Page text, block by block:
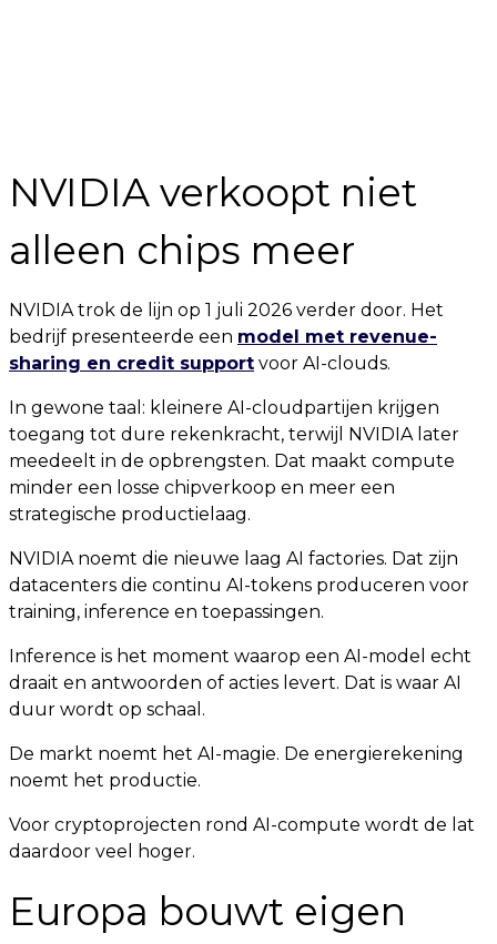
NVIDIA verkoopt niet
alleen chips meer
NVIDIA trok de lijn op 1 juli 2026 verder door. Het
bedrijf presenteerde een model met revenue-
sharing en credit support voor AI-clouds.
In gewone taal: kleinere AI-cloudpartijen krijgen
toegang tot dure rekenkracht, terwijl NVIDIA later
meedeelt in de opbrengsten. Dat maakt compute
minder een losse chipverkoop en meer een
strategische productielaag.
NVIDIA noemt die nieuwe laag AI factories. Dat zijn
datacenters die continu AI-tokens produceren voor
training, inference en toepassingen.
Inference is het moment waarop een AI-model echt
draait en antwoorden of acties levert. Dat is waar AI
duur wordt op schaal.
De markt noemt het AI-magie. De energierekening
noemt het productie.
Voor cryptoprojecten rond AI-compute wordt de lat
daardoor veel hoger.
Europa bouwt eigen